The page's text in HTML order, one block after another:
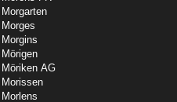
Morgarten
Morges
Morgins
Mörigen
Möriken AG
Morissen
Morlens